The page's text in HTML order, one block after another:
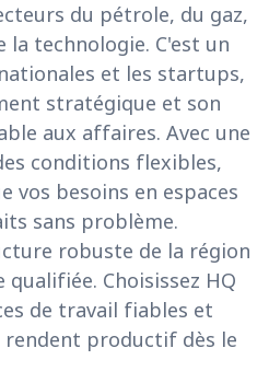
du pétrole, du gaz,
technologie. C'est un
et les startups,
stratégique et son
aux affaires. Avec une
conditions flexibles,
vos besoins en espaces
sans problème.
robuste de la région
Choisissez HQ
de travail fiables et
productif dès le